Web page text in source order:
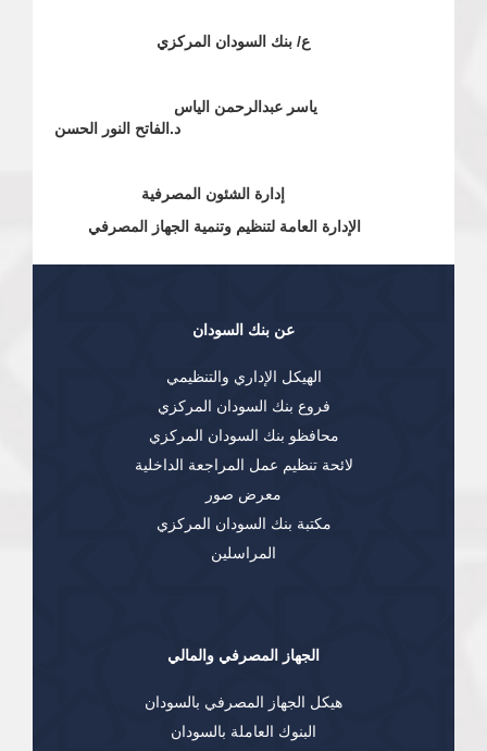
ع/ بنك السودان المركزي
ياسر عبدالرحمن الياس
د.الفاتح النور الحسن
إدارة الشئون المصرفية
الإدارة العامة لتنظيم وتنمية الجهاز المصرفي
عن بنك السودان
الهيكل الإداري والتنظيمي
فروع بنك السودان المركزي
محافظو بنك السودان المركزي
لائحة تنظيم عمل المراجعة الداخلية
معرض صور
مكتبة بنك السودان المركزي
المراسلين
الجهاز المصرفي والمالي
هيكل الجهاز المصرفي بالسودان
البنوك العاملة بالسودان